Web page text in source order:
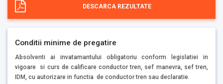
DESCARCA REZULTATE
Conditii minime de pregatire
Absolventi ai invatamantului obligatoriu conform legislatiei in
vigoare si curs de calificare conductor tren, sef manevra, sef tren,
IDM, cu autorizare in functia de conductor tren sau declaratie.